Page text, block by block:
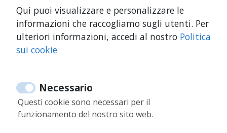
Pulizia extra
Qui puoi visualizzare e personalizzare le
informazioni che raccogliamo sugli utenti. Per
ulteriori informazioni, accedi al nostro Politica
sui cookie
Necessario
Questi cookie sono necessari per il
funzionamento del nostro sito web.